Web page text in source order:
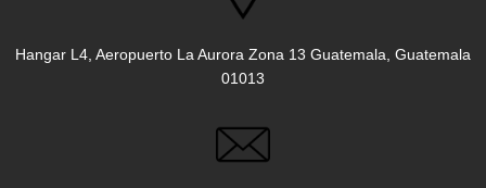
Hangar L4, Aeropuerto La Aurora Zona 13 Guatemala, Guatemala
01013